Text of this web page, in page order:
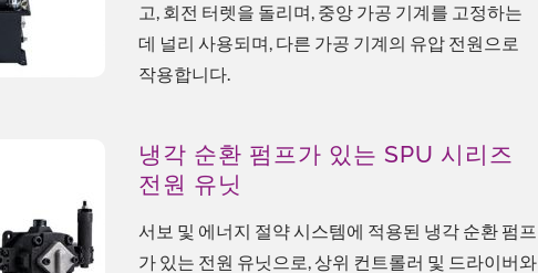
고, 회전 터렛을 돌리며, 중앙 가공 기계를 고정하는
데 널리 사용되며, 다른 가공 기계의 유압 전원으로
작용합니다.
냉각 순환 펌프가 있는 SPU 시리즈
전원 유닛
서보 및 에너지 절약 시스템에 적용된 냉각 순환 펌프
가 있는 전원 유닛으로, 상위 컨트롤러 및 드라이버와
에너지 절약 솔루션